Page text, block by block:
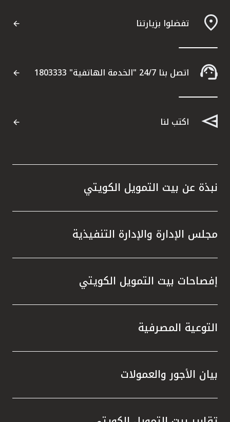
تفضلوا بزيارتنا
اتصل بنا 24/7 "الخدمة الهاتفية" 1803333
اكتب لنا
نبذة عن بيت التمويل الكويتي
مجلس الإدارة والإدارة التنفيذية
إفصاحات بيت التمويل الكويتي
التوعية المصرفية
بيان الأجور والعمولات